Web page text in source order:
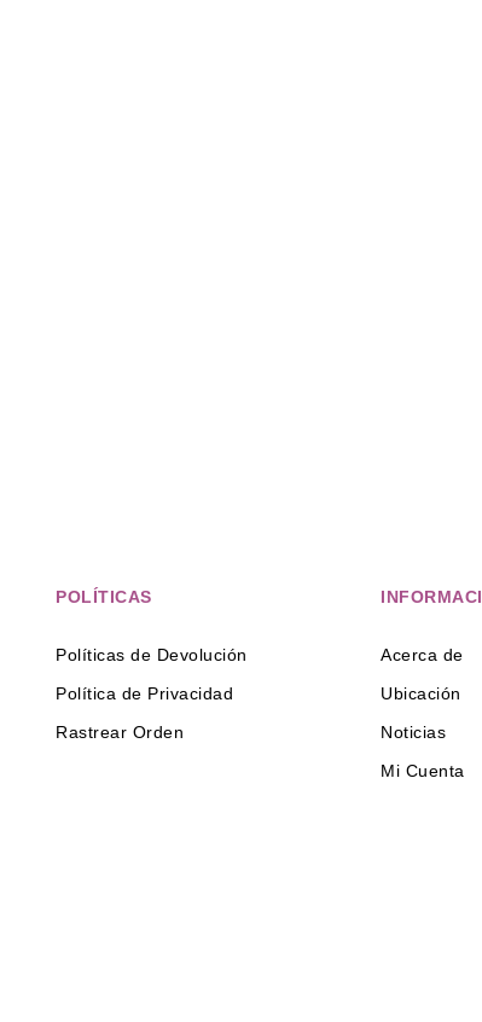
POLÍTICAS
Políticas de Devolución
Política de Privacidad
Rastrear Orden
Acerca de
Ubicación
Noticias
Mi Cuenta